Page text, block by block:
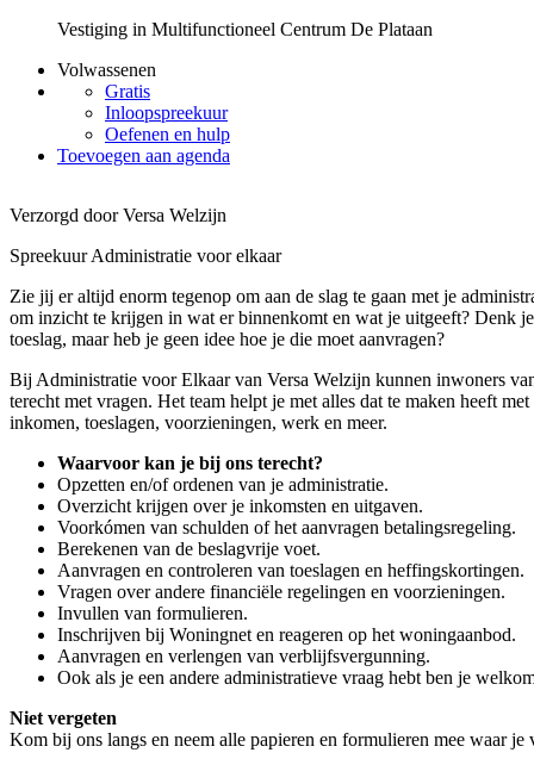
Vestiging in Multifunctioneel Centrum De Plataan
Volwassenen
Gratis
Inloopspreekuur
Oefenen en hulp
Toevoegen aan agenda
Verzorgd door Versa Welzijn
Spreekuur Administratie voor elkaar
Zie jij er altijd enorm tegenop om aan de slag te gaan met je
om inzicht te krijgen in wat er binnenkomt en wat je uitgeeft? Denk
toeslag, maar heb je geen idee hoe je die moet aanvragen?
Bij Administratie voor Elkaar van Versa Welzijn kunnen inwoners
terecht met vragen. Het team helpt je met alles dat te maken heeft
inkomen, toeslagen, voorzieningen, werk en meer.
Waarvoor kan je bij ons terecht?
Opzetten en/of ordenen van je administratie.
Overzicht krijgen over je inkomsten en uitgaven.
Voorkómen van schulden of het aanvragen betalingsregeling.
Berekenen van de beslagvrije voet.
Aanvragen en controleren van toeslagen en heffingskortingen.
Vragen over andere financiële regelingen en voorzieningen.
Invullen van formulieren.
Inschrijven bij Woningnet en reageren op het woningaanbod.
Aanvragen en verlengen van verblijfsvergunning.
Ook als je een andere administratieve vraag hebt ben je
Niet vergeten
Kom bij ons langs en neem alle papieren en formulieren mee waar je